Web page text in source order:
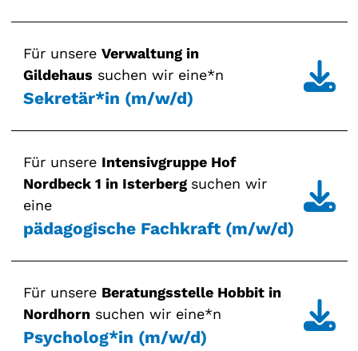
Für unsere Verwaltung in
Gildehaus suchen wir eine*n
Sekretär*in (m/w/d)
Für unsere Intensivgruppe Hof
Nordbeck 1 in Isterberg suchen wir
eine
pädagogische Fachkraft (m/w/d)
Für unsere Beratungsstelle Hobbit in
Nordhornsuchen wir eine*n
Psycholog*in (m/w/d)